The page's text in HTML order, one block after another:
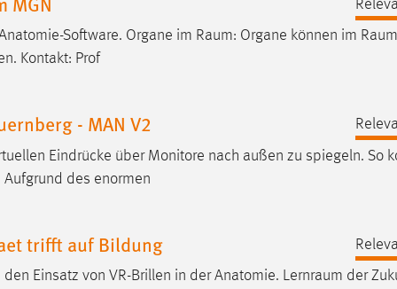
Software. Organe im Raum: Organe können im Raum
Kontakt: Prof
- MAN V2
Eindrücke über Monitore nach außen zu spiegeln. So
des enormen
trifft auf Bildung
Einsatz von VR-Brillen in der Anatomie. Lernraum der